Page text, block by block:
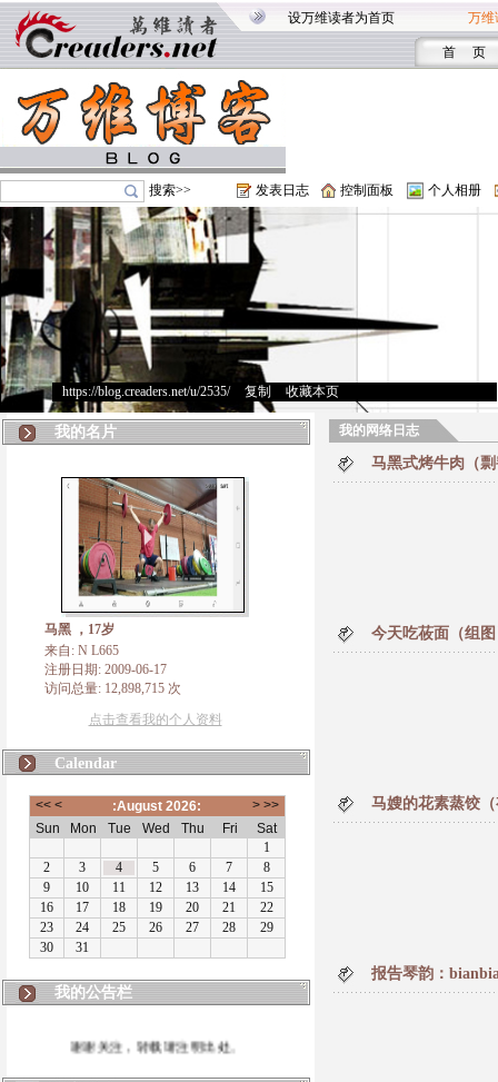
设万维读者为首页 万维
首 页
搜索>> 发表日志 控制面板 个人相册
https://blog.creaders.net/u/2535/> 复制 收藏本页
我的名片
马黑 ，17岁
来自: N L665
注册日期: 2009-06-17
访问总量: 12,898,715 次
点击查看我的个人资料
Calendar
我的公告栏 N L665
我的网络日志
马黑式烤牛肉（
今天吃莜面（组
马嫂的花素蒸饺
报告琴韵：